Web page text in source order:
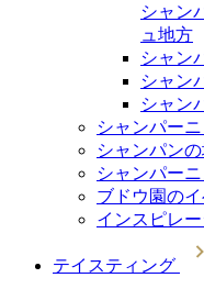
シャン
ュ地方
シャン
シャン
シャン
シャンパー
シャンパンの
シャンパー
ブドウ園の
インスピレ
テイスティング